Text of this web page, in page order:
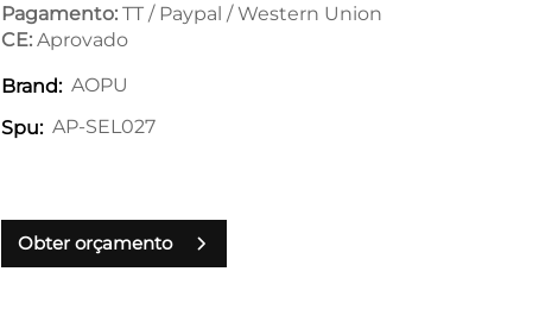
Pagamento: TT / Paypal / Western Union
CE: Aprovado
Brand: AOPU
Spu: AP-SEL027
Obter orçamento